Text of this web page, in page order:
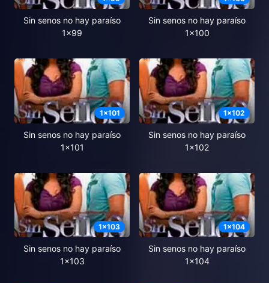
Sin senos no hay paraíso
1x99
Sin senos no hay paraíso
1x100
1x101
Sin senos no hay paraíso
1x101
1x102
Sin senos no hay paraíso
1x102
1x103
Sin senos no hay paraíso
1x103
1x104
Sin senos no hay paraíso
1x104